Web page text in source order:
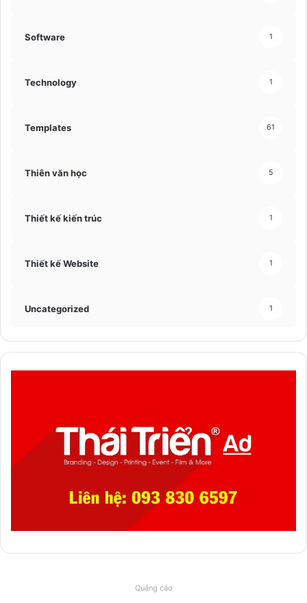
Software 1
Technology 1
Templates 61
Thiên văn học 5
Thiết kế kiến trúc 1
Thiết kế Website 1
Uncategorized 1
Quảng cáo